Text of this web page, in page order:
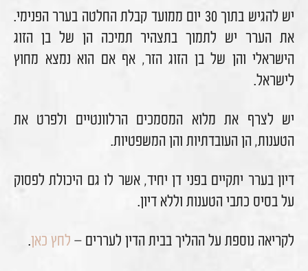
יש להגיש בתוך 30 יום ממועד קבלת החלטה בערר הפנימי.
את הערר יש לתמוך בתצהיר תמיכה הן של בן הזוג
הישראלי והן של בן הזוג הזר, אף אם הוא נמצא מחוץ
לישראל.
יש לצרף את מלוא המסמכים הרלוונטיים ולפרט את
הטענות, הן העובדתיות והן המשפטיות.
דיון בערר יתקיים בפני דן יחיד, אשר לו גם היכולת לפסוק
על בסיס כתבי הטענות וללא דיון.
לקריאה נוספת על ההליך בבית הדין לעררים – לחץ כאן.